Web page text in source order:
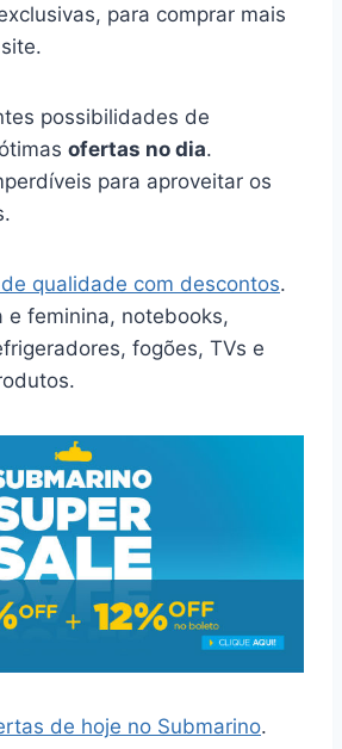
para comprar mais
possibilidades de
ofertas no dia.
para aproveitar os
qualidade com descontos.
e feminina, notebooks,
fogões, TVs e
de hoje no Submarino.